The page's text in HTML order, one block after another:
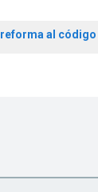
reforma al código